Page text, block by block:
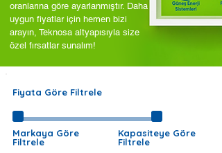
oranlarına göre ayarlanmıştır. Daha
uygun fiyatlar için hemen bizi
arayın, Teknosa altyapısıyla size
özel fırsatlar sunalım!
Fiyata Göre Filtrele
Markaya Göre
Filtrele
Kapasiteye Göre
Filtrele